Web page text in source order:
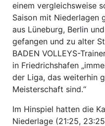
einem vergleichsweise
Saison mit Niederlagen
aus Lüneburg, Berlin
gefangen und zu alter
BADEN VOLLEYS-
in Friedrichshafen
der Liga, das weiterhin
Meisterschaft sind.“
Im Hinspiel hatten die
Niederlage (21:25,